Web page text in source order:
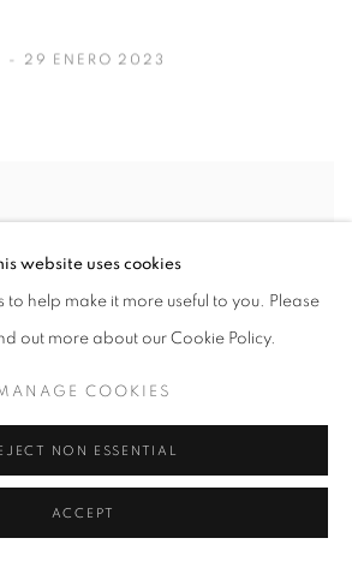
- 29 ENERO 2023
website uses cookies
to help make it more useful to you. Please
out more about our Cookie Policy.
COOKIES
NON ESSENTIAL
ACCEPT